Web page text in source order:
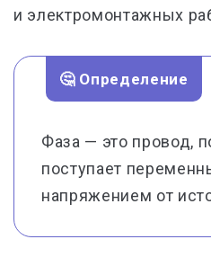
и электромонтажных
🤔 Определение
Фаза — это провод,
поступает
напряжением от